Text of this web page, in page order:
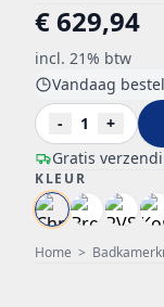
Home >
€ 629,94
incl. 21% btw
Gratis
Vandaag
-
1 +
KLEUR